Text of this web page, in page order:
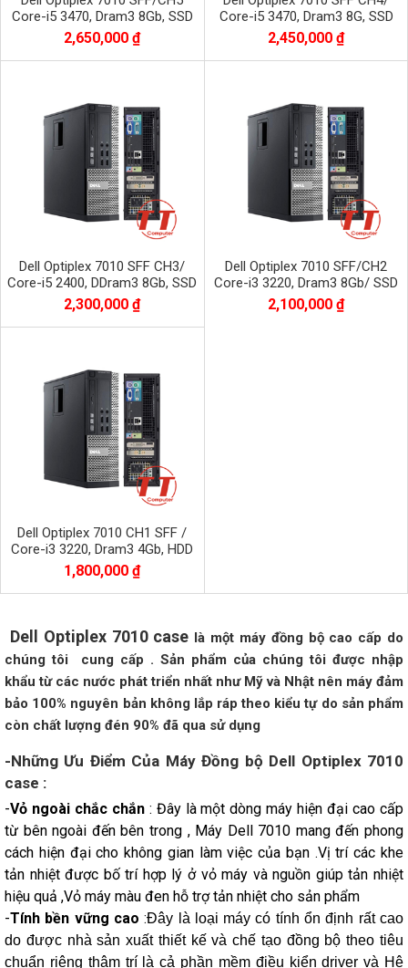
Core-i5 3470, Dram3 8Gb, SSD
128G + HDD 500Gb
2,650,000 ₫
Core-i5 3470, Dram3 8G, SSD
128G
2,450,000 ₫
Dell Optiplex 7010 SFF CH3/
Core-i5 2400, DDram3 8Gb, SSD
120Gb
2,300,000 ₫
Dell Optiplex 7010 SFF/CH2
Core-i3 3220, Dram3 8Gb/ SSD
120G
2,100,000 ₫
Dell Optiplex 7010 CH1 SFF /
Core-i3 3220, Dram3 4Gb, HDD
500Gb có USB 3.0
1,800,000 ₫
Dell Optiplex 7010 case là một máy đồng bộ cao cấp do
chúng tôi cung cấp . Sản phẩm của chúng tôi được nhập
khẩu từ các nước phát triển nhất như Mỹ và Nhật nên máy đảm
bảo 100% nguyên bản không lắp ráp theo kiểu tự do sản phẩm
còn chất lượng đén 90% đã qua sử dụng
-Những Ưu Điểm Của Máy Đồng bộ Dell Optiplex 7010
case :
-Vỏ ngoài chắc chắn: Đây là một dòng máy hiện đại cao cấp
từ bên ngoài đến bên trong , Máy Dell 7010 mang đến phong
cách hiện đại cho không gian làm việc của bạn .Vị trí các khe
tản nhiệt được bố trí hợp lý ở vỏ máy và nguồn giúp tản nhiệt
hiệu quả ,Vỏ máy màu đen hỗ trợ tản nhiệt cho sản phẩm
-Tính bền vững cao :Đây là loại máy có tính ổn định rất cao
do được nhà sản xuất thiết kế và chế tạo đồng bộ theo tiêu
chuẩn riêng thậm trí là cả phần mềm điều kiển driver và Hệ